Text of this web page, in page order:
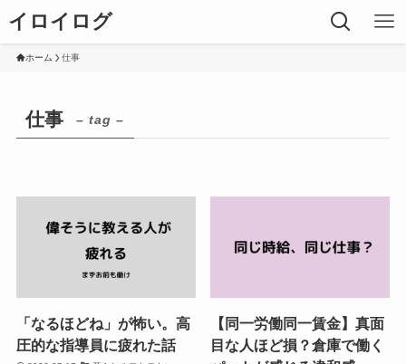
イロイログ
ホーム 仕事
仕事 – tag –
「なるほどね」が怖い。高
圧的な指導員に疲れた話
【同一労働同一賃金】真面
目な人ほど損？倉庫で働く